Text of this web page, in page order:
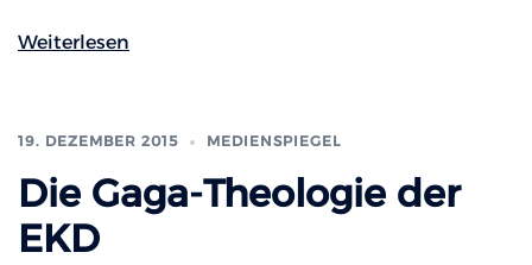
Weiterlesen
19. DEZEMBER 2015 MEDIENSPIEGEL
Die Gaga-Theologie der
EKD